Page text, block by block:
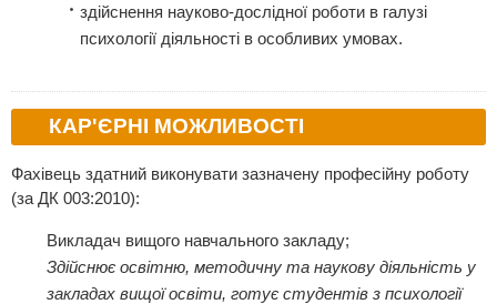
здійснення науково-дослідної роботи в галузі
психології діяльності в особливих умовах.
КАР'ЄРНІ МОЖЛИВОСТІ
Фахівець здатний виконувати зазначену професійну роботу
(за ДК 003:2010):
Викладач вищого навчального закладу;
Здійснює освітню, методичну та наукову діяльність у
закладах вищої освіти, готує студентів з психології